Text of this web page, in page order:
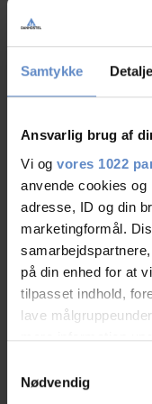
Samtykke
Ansvarlig brug af
Vi og vores 1022
anvende cookies og
adresse, ID og din
marketingformål.
på din enhed for at
tilpasset indhold,
lave
mere information
tilbage eller ændre
Nødvendig
Groups
Rønde Hostel offers the
group events. Both leisure
two banquet facilities and
Write us an e-mail for a